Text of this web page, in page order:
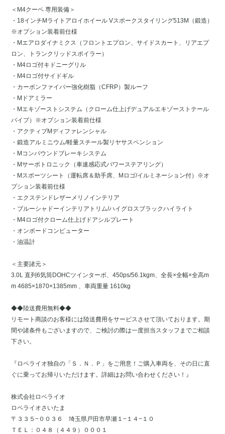
＜M4クーペ 専用装備＞
・18インチMライトアロイホイール Vスポークスタイリング513M（鍛造）
※オプション装着前仕様
・Mエアロダイナミクス（フロントエプロン、サイドスカート、リアエプ
ロン、トランクリッドスポイラー）
・M4ロゴ付キドニーグリル
・M4ロゴ付サイドギル
・カーボンファイバー強化樹脂（CFRP）製ルーフ
・Mドアミラー
・Mエキゾーストシステム（クローム仕上げデュアルエキゾーストテール
パイプ）※オプション装着前仕様
・アクティブMディファレンシャル
・鍛造アルミニウム/軽量スチール製リヤサスペンション
・Mコンパウンドブレーキシステム
・Mサーボトロニック（車速感応式パワーステアリング）
・Mスポーツシート（運転席＆助手席、Mロゴ/イルミネーション付）※オ
プション装着前仕様
・エクステンドレザーメリノインテリア
・ブルーシャドーインテリアトリム/ハイグロスブラックハイライト
・M4ロゴ付クローム仕上げドアシルプレート
・オンボードコンピューター
・油温計
＜主要諸元＞
3.0L 直列6気筒DOHCツインターボ、450ps/56.1kgm、全長×全幅×全高m
m 4685×1870×1385mm 、車両重量 1610kg
◆◆陸送費用無料◆◆
リモート商談のお客様には陸送費用をサービスさせて頂いております。期
間や諸条件もございますので、ご検討の際は一度担当スタッフまでご相談
下さい。
『ロペライオ独自の「Ｓ．Ｎ．Ｐ」をご用意！ご購入車両を、その日に直
ぐに乗ってお帰りいただけます。詳細はお問い合わせください！』
株式会社ロペライオ
ロペライオさいたま
〒３３５−００３６ 埼玉県戸田市早瀬１−１４−１０
ＴＥＬ：０４８（４４９）０００１